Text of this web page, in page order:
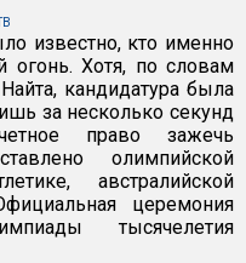
известно, кто именно
огонь. Хотя, по словам
кандидатура была
за несколько секунд
право зажечь
олимпийской
австралийской
церемония
тысячелетия